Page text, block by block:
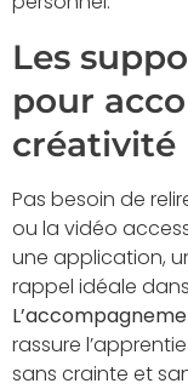
Les
pour
créativité
Pas besoin de
ou la vidéo
une application,
rappel idéale
rassure
sans crainte et